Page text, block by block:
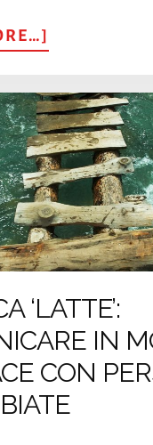
IN
MODO
EFFICACE
GRAZIE
AL
RAPPORT
‘LATTE’:
IN
CON